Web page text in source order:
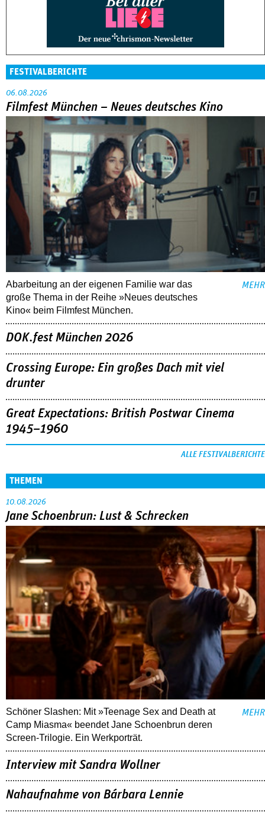
FESTIVALBERICHTE
06.08.2026
Filmfest München – Neues deutsches Kino
Abarbeitung an der eigenen Familie war das
große Thema in der Reihe »Neues deutsches
Kino« beim Filmfest München.
MEHR
DOK.fest München 2026
Crossing Europe: Ein großes Dach mit viel
drunter
Great Expectations: British Postwar Cinema
1945–1960
ALLE FESTIVALBERICHTE
THEMEN
10.08.2026
Jane Schoenbrun: Lust & Schrecken
Schöner Slashen: Mit »Teenage Sex and Death at
Camp Miasma« beendet Jane Schoenbrun deren
Screen-Trilogie. Ein Werkporträt.
MEHR
Interview mit Sandra Wollner
Nahaufnahme von Bárbara Lennie